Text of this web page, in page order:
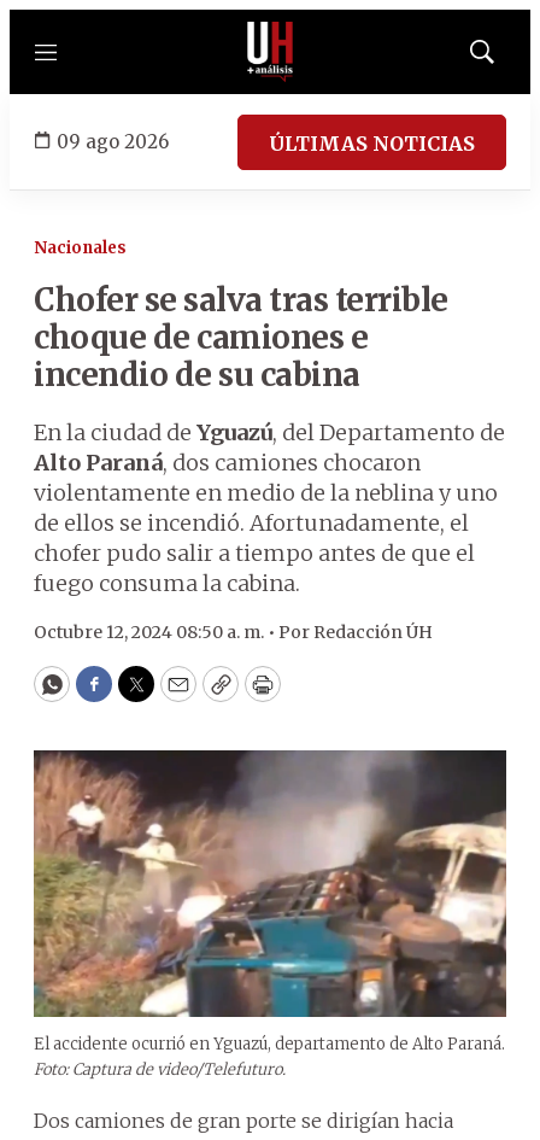
Menú
Mostrar
09 ago 2026 ÚLTIMAS NOTICIAS
Nacionales
Chofer se salva tras terrible
choque de camiones e
incendio de su cabina
En la ciudad de Yguazú, del Departamento de
Alto Paraná, dos camiones chocaron
violentamente en medio de la neblina y uno
de ellos se incendió. Afortunadamente, el
chofer pudo salir a tiempo antes de que el
fuego consuma la cabina.
Octubre 12, 2024 08:50 a. m. • Por Redacción ÚH
WhatsApp
Facebook
Twitter
EmailCopyPrint
El accidente ocurrió en Yguazú, departamento de Alto Paraná.
Foto: Captura de video/Telefuturo.
Dos camiones de gran porte se dirigían hacia